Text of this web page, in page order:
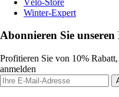
Winter-Expert
Abonnieren Sie unseren
Profitieren Sie von 10%
anmelden